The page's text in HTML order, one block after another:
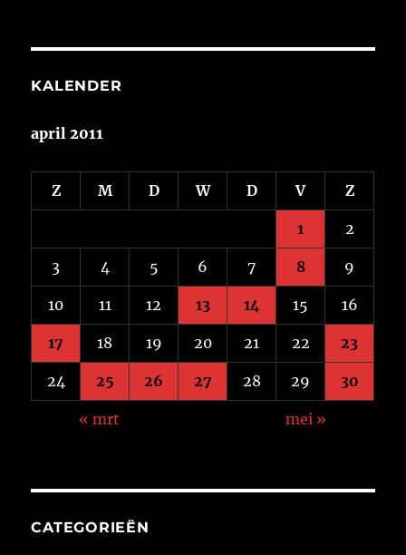
KALENDER
april 2011
Z M D W D V Z
1 2
3 4 5 6 7 8 9
10 11 12 13 14 15 16
17 18 19 20 21 22 23
24 25 26 27 28 29 30
« mrt mei »
CATEGORIEËN